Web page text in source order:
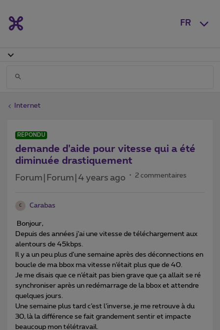
FR
Internet
RÉPONDU
demande d'aide pour vitesse qui a été
diminuée drastiquement
Forum|Forum|4 years ago 2 commentaires
C Carabas
Bonjour,
Depuis des années j’ai une vitesse de téléchargement aux
alentours de 45kbps.
Il y a un peu plus d’une semaine après des déconnections en
boucle de ma bbox ma vitesse n’était plus que de 40.
Je me disais que ce n’était pas bien grave que ça allait se ré
synchroniser après un redémarrage de la bbox et attendre
quelques jours.
Une semaine plus tard c’est l’inverse, je me retrouve à du
30, là la différence se fait grandement sentir et impacte
beaucoup mon télétravail.